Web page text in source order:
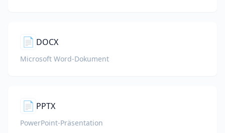
📄 DOCX
Microsoft Word-Dokument
📄 PPTX
PowerPoint-Präsentation